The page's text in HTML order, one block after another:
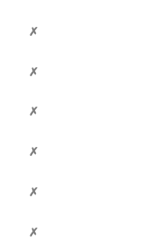
✗
✗
✗
✗
✗
✗